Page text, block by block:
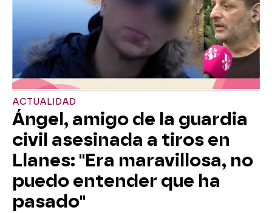
ACTUALIDAD
Ángel, amigo de la guardia
civil asesinada a tiros en
Llanes: "Era maravillosa, no
puedo entender que ha
pasado"